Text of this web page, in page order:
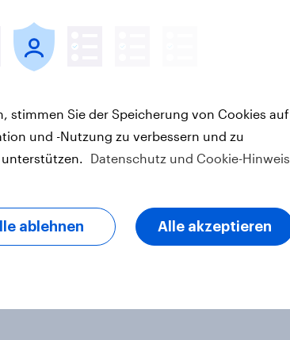
den
stimmen Sie der Speicherung von Cookies auf
und -Nutzung zu verbessern und zu
unterstützen. Datenschutz und Cookie-Hinweis
ablehnen Alle akzeptieren